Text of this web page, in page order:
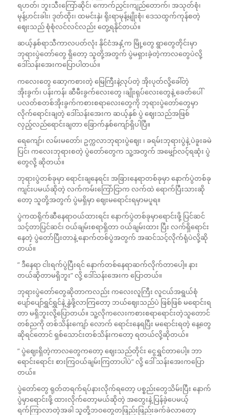
ရဟတ်၊ ဘူးသီးကြော်ဆိုင်၊ ကောက်ညှင်းကျည်တောက်၊ အသုတ်စုံ၊
မုန့်ဟင်းခါး၊ ဒုတ်ထိုး၊ ထမင်းနှဲ၊ ရိုးရာမုန့်မျိုးစုံ၊ ဒေသထွက်ကုန်စတဲ့
ဈေးသည် စုံစုံလင်လင်လည်း တွေ့ရနိုင်တယ်။
ဆယ့်နှစ်ရာသီကာလပတ်လုံး နိုင်ငံအနှံ့က မြို့တွေ ရွာတွေတိုင်းမှာ
ဘုရားပွဲတော်တွေ ရှိတော့ သူတို့အတွက် ပွဲမရှားခဲ့တဲ့ကာလတွေပဲလို့
ဒေါ်သန်းအေးကပြောပါတယ်။
ကလေးတွေ ဆော့ကစားတဲ့ မြေကြီးနဲ့လုပ်တဲ့ အိုးပုတ်လို့ခေါ်တဲ့
အိုးခွက်၊ ပန်းကန်၊ ဆီမီးခွက်လေးတွေ ၊ချိုးရုပ်လေးတွေနဲ့ ခေတ်ပေါ်
ပလတ်စတစ်အိုးခွက်ကစားစရာလေးတွေကို ဘုရားပွဲတော်တွေမှာ
လိုက်ရောင်းချတဲ့ ဒေါ်သန်းအေးက ဆယ့်နှစ် ပွဲ ဈေးသည်အဖြစ်
လှည့်လည်‌ရောင်းချတာ ခြောက်နှစ်ကျော်ရှိပါပြီ။
ရေကျော်၊ လမ်းမတော်၊ ဥက္ကလာဘုရားပွဲဈေး ၊ ခရမ်းဘုရားပွဲနဲ့ ပဲခူးခမဲ
ပြင်၊ ကလေးဘုရားစတဲ့ ပွဲတော်တွေက သူ့အတွက် အမျှော်လင့်ရဆုံး ပွဲ
တွေလို့ ဆိုတယ်။
ဘုရားပွဲတစ်ခုမှာ ရောင်းချနေရင်း အခြားနေရာတစ်ခုမှာ နောက်ပွဲတစ်ခု
ကျင်းပမယ်ဆိုတဲ့ လက်ကမ်းကြော်ငြာက လက်ထဲ ရောက်ပြီးသားဆို
တော့ သူတို့အတွက် ပွဲမရှိမှာ ဈေးမရောင်းရမှာမပူရ။
ပွဲကထရိုက်ဆီနေရာဝယ်ထားရင်း နောက်ပွဲတစ်ခုမှာရောင်းဖို့ ပြင်ဆင်
သင့်တာပြင်ဆင်၊ ဝယ်ချမ်းစရာရှိတာ ဝယ်ချမ်းထား ပြီး လက်ရှိရောင်း
နေတဲ့ ပွဲတော်ပြီးတာနဲ့ နောက်တစ်ပွဲအတွက် အဆင်သင့်လိုက်ရုံပဲလို့ဆို
တယ်။
” ဒီနေရာ ငါးရက်ပွဲပြီးရင် နောက်တစ်နေရာဆက်လိုက်တာပေါ့။ နား
တယ်ဆိုတာမရှိဘူး” လို့ ဒေါ်သန်းအေးက ပြောတယ်။
ဘုရားပွဲတော်တွေဆိုတာကလည်း ကလေးလူကြီး လူငယ်အရွယ်စုံ
ပျော်ပျော်ရွှင်ရွှင်နဲ့ နွှဲဖို့လာကြတော့ ဘယ်ဈေးသည်ပဲ ဖြစ်ဖြစ် မရောင်းရ
တာ မရှိဘူးလို့ပြောတယ်။ သူ့လိုကလေးကစားစရာရောင်းတဲ့သူတောင်
တစ်ညကို တစ်သိန်းကျော် လောက် ရောင်းနေရပြီး မရောင်းရတဲ့ နေ့တွေ
ဆိုရင်တောင် ရှစ်သောင်းတစ်သိန်းကတော့ ရတယ်လို့ဆိုတယ်။
” ပွဲဈေးရှိတဲ့ကာလတွေကတော့ ဈေးသည်တိုင်း ငွေရွှင်တာပေါ့။ ဘာ
ရောင်းရောင်း စားကြဝယ်ချမ်းကြတာပါပဲ” လို့ ဒေါ် သန်းအေးကပြော
တယ်။
ပွဲတော်တွေ ရုတ်တရက်ရပ်နားလိုက်ရတော့ ပစ္စည်းတွေသိမ်းပြီး နောက်
ပွဲမှာရောင်းဖို့ ထားလိုက်တော့မယ်ဆိုတဲ့ အတွေးနဲ့ ပြန်ခဲ့ပေမယ့်
ရက်ကြာလာတဲ့အခါ သူတို့ဘဝတွေတဖြည်းဖြည်းခက်ခဲလာတော့